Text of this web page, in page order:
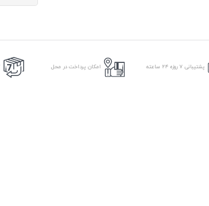
پشتیبانی ۷ روزه ۲۴ ساعته امکان پرداخت در محل